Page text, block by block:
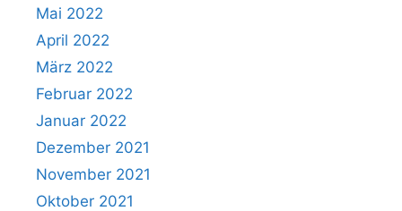
Mai 2022
April 2022
März 2022
Februar 2022
Januar 2022
Dezember 2021
November 2021
Oktober 2021